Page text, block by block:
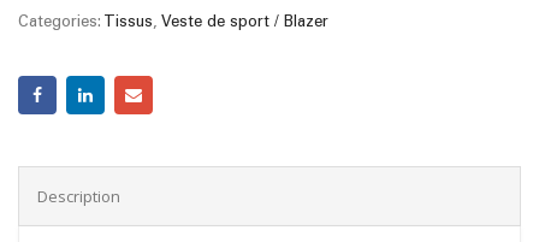
Categories: Tissus, Veste de sport / Blazer
Description